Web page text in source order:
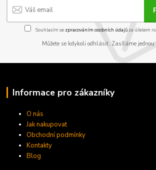
Souhlasím se zpracováním osobních údajůza účelem
Můžete se kdykoli odhlásit. Zasíláme
Informace pro zákazníky
O nás
Jak nakupovat
Obchodní podmínky
Kontakty
Blog